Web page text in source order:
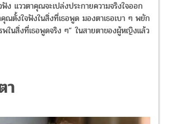
ง แววตาคุณจะเปล่งประกายความจริงใจออก
ณตั้งใจฟังในสิ่งที่เธอพูด มองตาเธอเบา ๆ พยัก
นสิ่งที่เธอพูดจริง ๆ” ในสายตาของผู้หญิงแล้ว
า